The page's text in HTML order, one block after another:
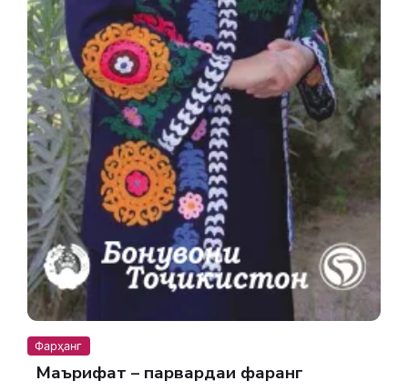
Фарҳанг
Маърифат – парвардаи фарҳанг